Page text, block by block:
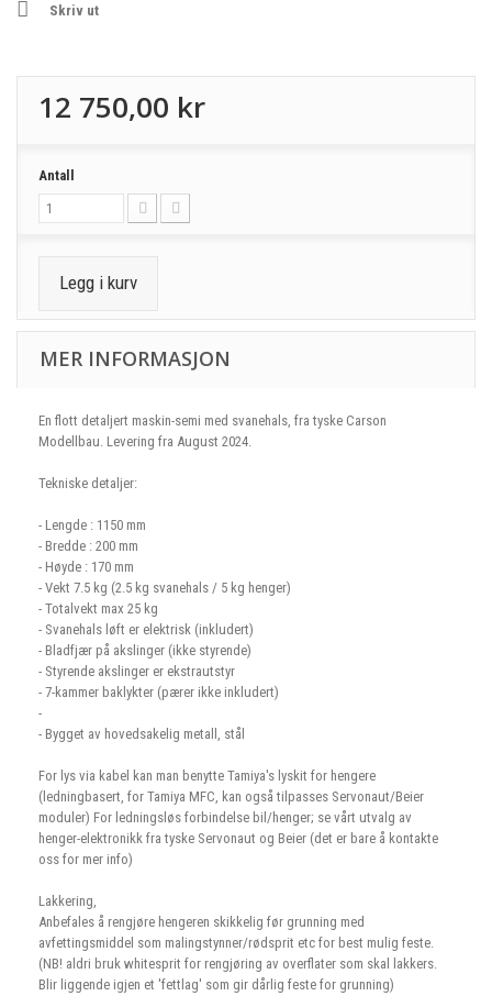
Skriv ut
12 750,00 kr
Antall
Legg i kurv
MER INFORMASJON
En flott detaljert maskin-semi med svanehals, fra tyske Carson
Modellbau. Levering fra August 2024.
Tekniske detaljer:
- Lengde : 1150 mm
- Bredde : 200 mm
- Høyde : 170 mm
- Vekt 7.5 kg (2.5 kg svanehals / 5 kg henger)
- Totalvekt max 25 kg
- Svanehals løft er elektrisk (inkludert)
- Bladfjær på akslinger (ikke styrende)
- Styrende akslinger er ekstrautstyr
- 7-kammer baklykter (pærer ikke inkludert)
-
- Bygget av hovedsakelig metall, stål
For lys via kabel kan man benytte Tamiya's lyskit for hengere
(ledningbasert, for Tamiya MFC, kan også tilpasses Servonaut/Beier
moduler) For ledningsløs forbindelse bil/henger; se vårt utvalg av
henger-elektronikk fra tyske Servonaut og Beier (det er bare å kontakte
oss for mer info)
Lakkering,
Anbefales å rengjøre hengeren skikkelig før grunning med
avfettingsmiddel som malingstynner/rødsprit etc for best mulig feste.
(NB! aldri bruk whitesprit for rengjøring av overflater som skal lakkers.
Blir liggende igjen et 'fettlag' som gir dårlig feste for grunning)